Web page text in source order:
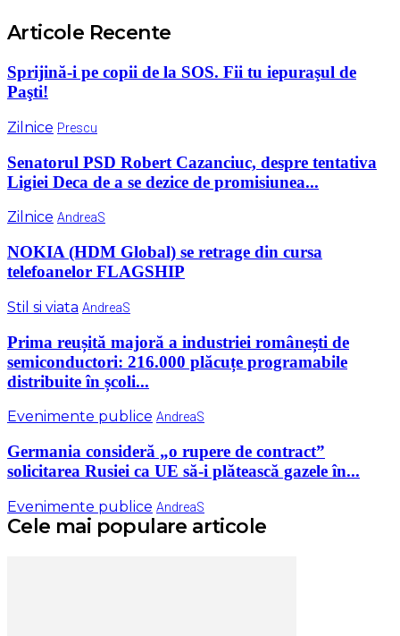
Articole Recente
Sprijină-i pe copii de la SOS. Fii tu iepuraşul de
Paşti!
Zilnice Prescu
Senatorul PSD Robert Cazanciuc, despre tentativa
Ligiei Deca de a se dezice de promisiunea...
Zilnice AndreaS
NOKIA (HDM Global) se retrage din cursa
telefoanelor FLAGSHIP
Stil si viata AndreaS
Prima reușită majoră a industriei românești de
semiconductori: 216.000 plăcuțe programabile
distribuite în școli...
Evenimente publice AndreaS
Germania consideră „o rupere de contract”
solicitarea Rusiei ca UE să-i plătească gazele în...
Evenimente publice AndreaS
Cele mai populare articole